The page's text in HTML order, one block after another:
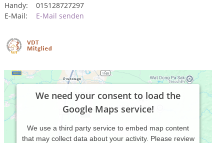
Handy:
015128727297
E-Mail:
E-Mail senden
We need your consent to load the
Google Maps service!
We use a third party service to embed map content
that may collect data about your activity. Please review